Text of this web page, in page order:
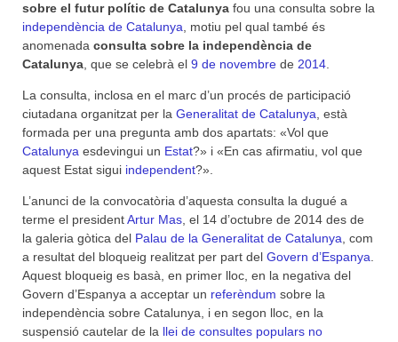
sobre el futur polític de Catalunya fou una consulta sobre la
independència de Catalunya , motiu pel qual també és
anomenada consulta sobre la independència de
Catalunya , que se celebrà el 9 de novembre de 2014
La consulta, inclosa en el marc d’un procés de participació
ciutadana organitzat per la Generalitat de Catalunya , està
formada per una pregunta amb dos apartats: «Vol que
Catalunya esdevingui un Estat?» i «En cas afirmatiu, vol que
aquest Estat sigui independent?».
L’anunci de la convocatòria d’aquesta consulta la dugué a
terme el presidentArtur Mas , el 14 d’octubre de 2014 des de
la galeria gòtica del Palau de la Generalitat de Catalunya , com
a resultat del bloqueig realitzat per part del Govern d’Espanya
Aquest bloqueig es basà, en primer lloc, en la negativa del
Govern d’Espanya a acceptar un referèndum sobre la
independència sobre Catalunya, i en segon lloc, en la
suspensió cautelar de la llei de consultes populars no